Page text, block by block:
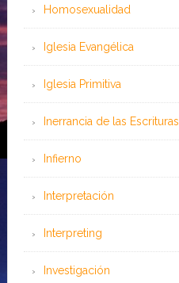
Homosexualidad
Iglesia Evangélica
Iglesia Primitiva
Inerrancia de las Escrituras
Infierno
Interpretación
Interpreting
Investigación